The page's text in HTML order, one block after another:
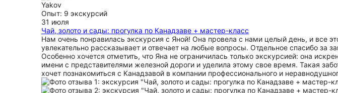
Yakov
Опыт: 9 экскурсий
31 июля
Чай, золото и сады: прогулка по Канадзаве + мастер-класс
Нам очень понравилась экскурсия с Яной! Она провела с нами целый день, и все
увлекательно рассказывает и отвечает на любые вопросы. Отдельное спасибо за
Особенно хочется отметить, что Яна не ограничилась только экскурсией: она
имени с представителями железной дороги и уделила этому свое время. Такая
хочет познакомиться с Канадзавой в компании профессионального и